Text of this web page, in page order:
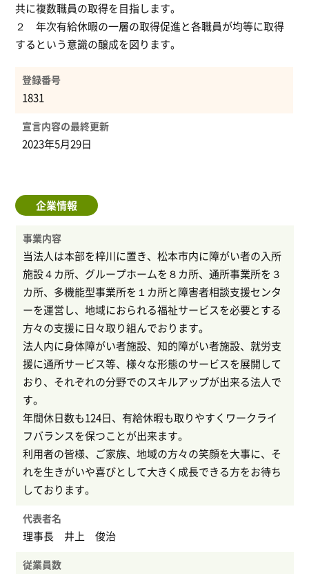
共に複数職員の取得を目指します。
２ 年次有給休暇の一層の取得促進と各職員が均等に取得
するという意識の醸成を図ります。
登録番号
1831
宣言内容の最終更新
2023年5月29日
企業情報
事業内容
当法人は本部を梓川に置き、松本市内に障がい者の入所
施設４カ所、グループホームを８カ所、通所事業所を３
カ所、多機能型事業所を１カ所と障害者相談支援センタ
ーを運営し、地域におられる福祉サービスを必要とする
方々の支援に日々取り組んでおります。
法人内に身体障がい者施設、知的障がい者施設、就労支
援に通所サービス等、様々な形態のサービスを展開して
おり、それぞれの分野でのスキルアップが出来る法人で
す。
年間休日数も124日、有給休暇も取りやすくワークライ
フバランスを保つことが出来ます。
利用者の皆様、ご家族、地域の方々の笑顔を大事に、そ
れを生きがいや喜びとして大きく成長できる方をお待ち
しております。
代表者名
理事長 井上 俊治
従業員数